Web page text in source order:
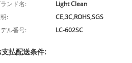
ンド名:
Light Clean
:
CE,3C,ROHS,SGS
ル番号:
LC-602SC
支払配送条件: